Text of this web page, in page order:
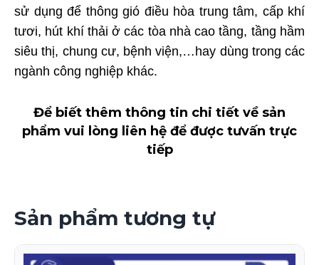
sử dụng để thông gió điều hòa trung tâm, cấp khí
tươi, hút khí thải ở các tòa nhà cao tầng, tầng hầm
siêu thị, chung cư, bệnh viện,…hay dùng trong các
ngành công nghiệp khác.
Để biết thêm thông tin chi tiết về sản
phẩm vui lòng liên hệ để được tưvấn trực
tiếp
Sản phẩm tương tự